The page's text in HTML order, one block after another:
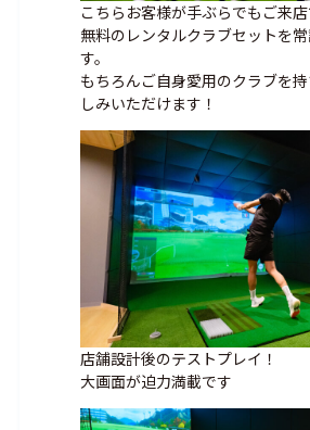
こちらお客様が手ぶらでもご来
無料のレンタルクラブセットを
す。
もちろんご自身愛用のクラブを
しみいただけます！
店舗設計後のテストプレイ！
大画面が迫力満載です